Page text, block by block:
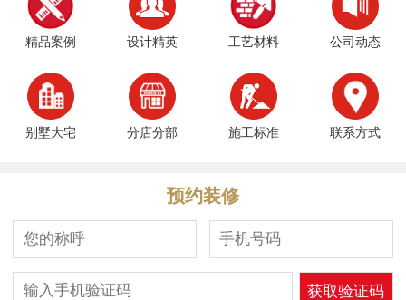
精品案例 设计精英 工艺材料 公司动态
别墅大宅 分店分部 施工标准 联系方式
预约装修